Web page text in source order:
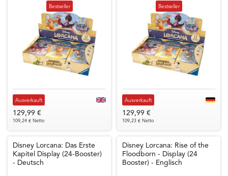
Bestseller
Ausverkauft
129,99 €
109,24 € Netto
Bestseller
Ausverkauft
129,99 €
109,23 € Netto
Disney Lorcana: Das Erste
Kapitel Display (24-Booster)
- Deutsch
Disney Lorcana: Rise of the
Floodborn - Display (24
Booster) - Englisch